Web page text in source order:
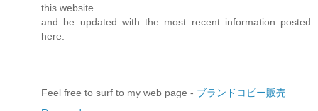
this website
and be updated with the most recent information posted
here.
Feel free to surf to my web page - ブランドコピー販売